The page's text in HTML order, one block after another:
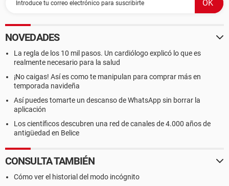
NOVEDADES
La regla de los 10 mil pasos. Un cardiólogo explicó lo que es
realmente necesario para la salud
¡No caigas! Así es como te manipulan para comprar más en
temporada navideña
Así puedes tomarte un descanso de WhatsApp sin borrar la
aplicación
Los científicos descubren una red de canales de 4.000 años de
antigüedad en Belice
CONSULTA TAMBIÉN
Cómo ver el historial del modo incógnito